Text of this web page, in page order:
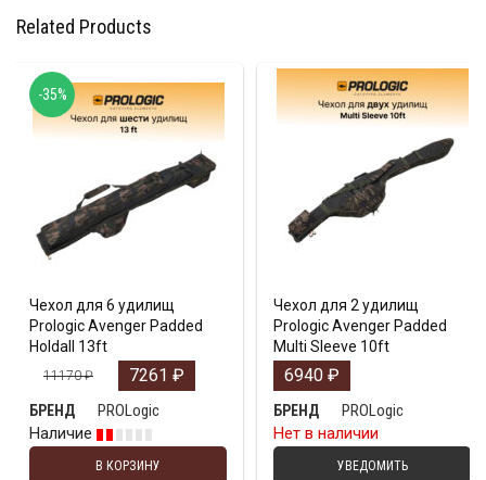
Related Products
Чехол для 6 удилищ
Prologic Avenger Padded
Holdall 13ft
11170₽ 7261 ₽
БРЕНД
PROLogic
Наличие
В КОРЗИНУ
-35%
Чехол для 2 удилищ
Prologic Avenger Padded
Multi Sleeve 10ft
6940 ₽
БРЕНД
PROLogic
Нет в наличии
УВЕДОМИТЬ